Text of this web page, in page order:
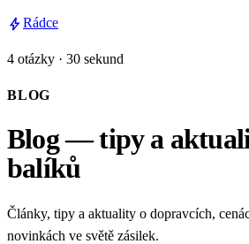
boltRádce
4 otázky · 30 sekund
BLOG
Blog — tipy a
balíků
Články, tipy a aktuality o dopravcích,
novinkách ve světě zásilek.